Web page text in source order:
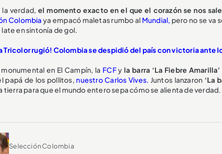
la verdad,el momento exacto en el que el corazón se nos
Colombiaya empacó maletas rumbo al Mundial, pero no se va
late en sintonía de gol.
Tricolor rugió! Colombia se despidió del país con victoria ante
en El Campín, la FCFy la barra ‘La Fiebre Amarilla’
papá de los pollitos, nuestro Carlos Vives. Juntos lanzaron ‘La
tierra para que el mundo entero sepa cómo se alienta de verdad.
Selección Colombia